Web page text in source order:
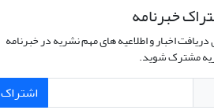
خبرنامه
دریافت اخبار و اطلاعیه های مهم نشریه در خبرنامه
مشترک شوید.
اشتراک